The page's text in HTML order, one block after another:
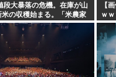
段大暴落の危機。在庫が山
の収穫始まる。「米農家
」
【
ｗ